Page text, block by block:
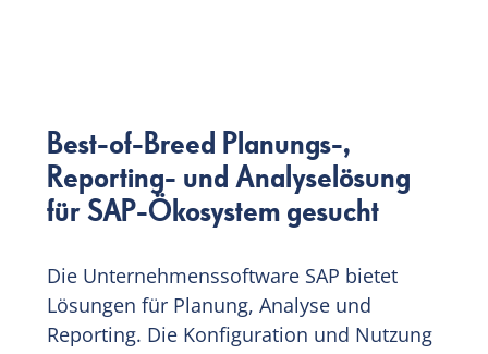
Best-of-Breed Planungs-,
Reporting- und Analyselösung
für SAP-Ökosystem gesucht
Die Unternehmenssoftware SAP bietet
Lösungen für Planung, Analyse und
Reporting. Die Konfiguration und Nutzung